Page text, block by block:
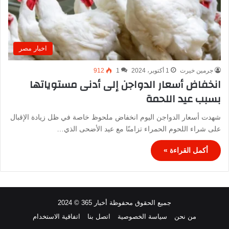
اخبار مصر
جرمين خيرت 1 أكتوبر، 2024 1
912
انخفاض أسعار الدواجن إلى أدنى مستوياتها
بسبب عيد اللحمة
شهدت أسعار الدواجن اليوم انخفاض ملحوظ خاصة في ظل زيادة الإقبال
على شراء اللحوم الحمراء تزامنًا مع عيد الأضحى الذي…
أكمل القراءة »
جميع الحقوق محفوظة أخبار 365 © 2024
من نحن
سياسة الخصوصية اتصل بنا اتفاقية الاستخدام